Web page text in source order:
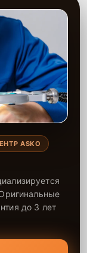
ASKO
до 3 лет